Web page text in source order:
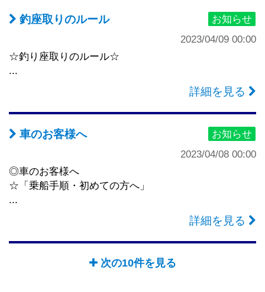
お知らせ
釣座取りのルール
2023/04/09 00:00
☆釣り座取りのルール☆
...
詳細を見る
お知らせ
車のお客様へ
2023/04/08 00:00
◎車のお客様へ
☆「乗船手順・初めての方へ」
...
詳細を見る
次の10件を見る